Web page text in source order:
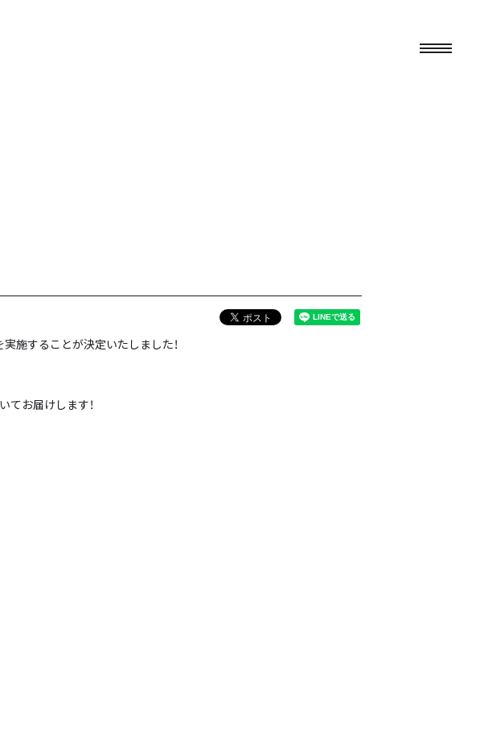
施することが決定いたしました！
てお届けします！